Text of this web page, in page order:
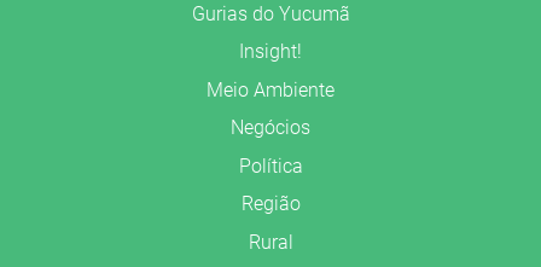
Gurias do Yucumã
Insight!
Meio Ambiente
Negócios
Política
Região
Rural